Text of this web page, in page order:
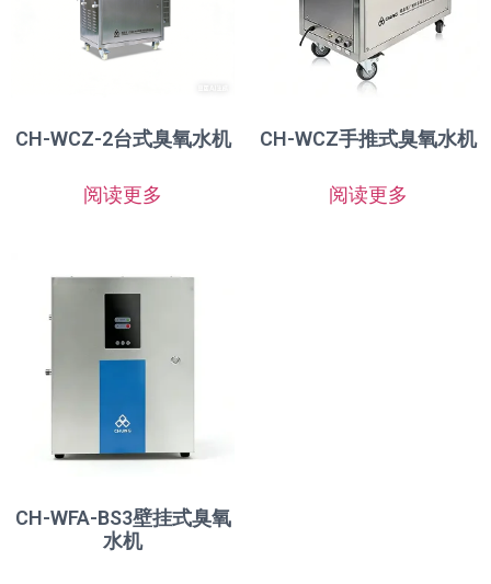
CH-WCZ-2台式臭氧水机
阅读更多
CH-WCZ手推式臭氧水机
阅读更多
CH-WFA-BS3壁挂式臭氧
水机